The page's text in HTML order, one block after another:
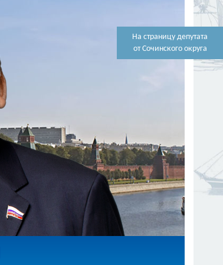
На страницу депутата
от Сочинского округа